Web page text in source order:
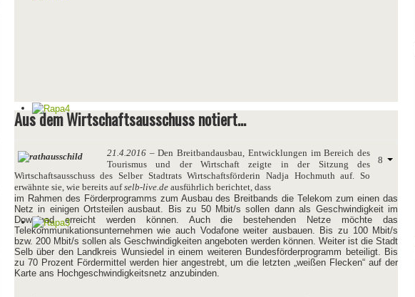
Aus dem Wirtschaftsausschuss notiert…
21.4.2016– Den Breitbandausbau, Entwicklungen im Bereich des
Tourismus und der Wirtschaft zeigte in der Sitzung des
Wirtschaftsausschuss des Selber Stadtrats Wirtschaftsförderin Nadja Hochmuth auf. So
erwähnte sie, wie bereits aufselb-live.deausführlich berichtet, dass
im Rahmen des Förderprogramms zum Ausbau des Breitbands die Telekom zum einen das
Netz in einigen Ortsteilen ausbaut. Bis zu 50 Mbit/s sollen dann als Geschwindigkeit im
Download erreicht werden können. Auch die bestehenden Netze möchte das
Telekommunikationsunternehmen wie auch Vodafone weiter ausbauen. Bis zu 100 Mbit/s
bzw. 200 Mbit/s sollen als Geschwindigkeiten angeboten werden können. Weiter ist die Stadt
Selb über den Landkreis Wunsiedel in einem weiteren Bundesförderprogramm beteiligt. Bis
zu 70 Prozent Fördermittel werden hier angestrebt, um die letzten „weißen Flecken“ auf der
Karte ans Hochgeschwindigkeitsnetz anzubinden.